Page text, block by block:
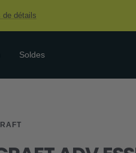
de détails
Soldes